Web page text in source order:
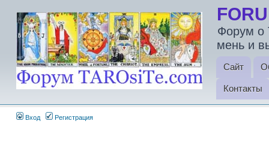
Форум о
мень и
Сайт
Контакты
Вход Регистрация